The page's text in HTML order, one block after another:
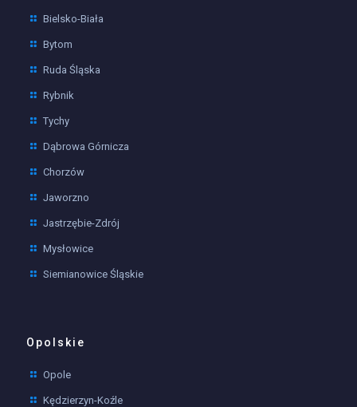
Bielsko-Biała
Bytom
Ruda Śląska
Rybnik
Tychy
Dąbrowa Górnicza
Chorzów
Jaworzno
Jastrzębie-Zdrój
Mysłowice
Siemianowice Śląskie
Opolskie
Opole
Kędzierzyn-Koźle